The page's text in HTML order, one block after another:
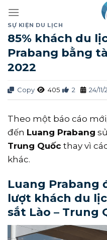
content
SỰ KIỆN DU LỊCH
85% khách du
Prabang bằng
2022
Copy 405 2 24/
Theo một báo cáo
đến Luang Prabang
Trung Quốc thay vì
khác.
Luang Prabang
lượt khách du
sắt Lào – Trung